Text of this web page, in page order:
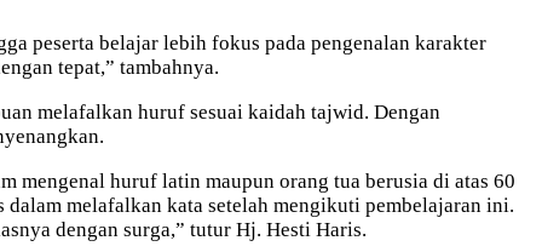
peserta belajar lebih fokus pada pengenalan karakter
tepat,” tambahnya.
melafalkan huruf sesuai kaidah tajwid. Dengan
mengenal huruf latin maupun orang tua berusia di atas 60
melafalkan kata setelah mengikuti pembelajaran ini.
dengan surga,” tutur Hj. Hesti Haris.